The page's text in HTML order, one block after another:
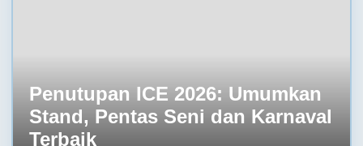
Penutupan ICE 2026: Umumkan
Stand, Pentas Seni dan Karnaval
Terbaik